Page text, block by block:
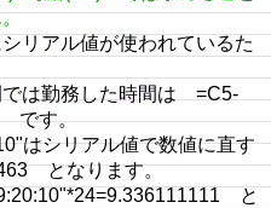
リアル値が使われているた
では勤務した時間は =C5-
です。
はシリアル値で数値に直す
となります。
と